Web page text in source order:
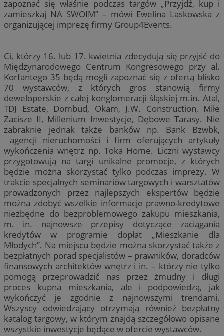
zapoznać się właśnie podczas targów „Przyjdź, kup i
zamieszkaj NA SWOIM” – mówi Ewelina Laskowska z
organizującej imprezę firmy Group4Events.
Ci, którzy 16. lub 17. kwietnia zdecydują się przyjść do
Międzynarodowego Centrum Kongresowego przy al.
Korfantego 35 będą mogli zapoznać się z ofertą blisko
70 wystawców, z których gros stanowią firmy
deweloperskie z całej konglomeracji śląskiej m.in. Atal,
TDJ Estate, Dombud, Okam, J.W. Construction, Miłe
Zacisze II, Millenium Inwestycje, Dębowe Tarasy. Nie
zabraknie jednak także banków np. Bank Bzwbk,
agencji nieruchomości i firm oferujących artykuły
wykończenia wnętrz np. Toka Home. Liczni wystawcy
przygotowują na targi unikalne promocje, z których
będzie można skorzystać tylko podczas imprezy. W
trakcie specjalnych seminariów targowych i warsztatów
prowadzonych przez najlepszych ekspertów będzie
można zdobyć wszelkie informacje prawno-kredytowe
niezbędne do bezproblemowego zakupu mieszkania,
m. in. najnowsze przepisy dotyczące zaciągania
kredytów w programie dopłat „Mieszkanie dla
Młodych”. Na miejscu będzie można skorzystać także z
bezpłatnych porad specjalistów – prawników, doradców
finansowych architektów wnętrz i in. – którzy nie tylko
pomogą przeprowadzić nas przez żmudny i długi
proces kupna mieszkania, ale i podpowiedzą, jak
wykończyć je zgodnie z najnowszymi trendami.
Wszyscy odwiedzający otrzymają również bezpłatny
katalog targowy, w którym znajdą szczegółowo opisane
wszystkie inwestycje będące w ofercie wystawców.